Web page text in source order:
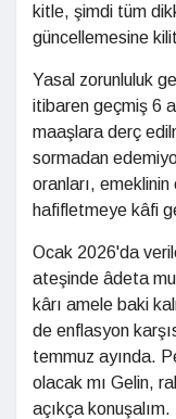
kitle, şimdi tüm
güncellemesine
Yasal zorunluluk
itibaren geçmiş 6
maaşlara derç
sormadan
oranları, emeklinin
hafifletmeye kâfi
Ocak 2026'da
ateşinde âdeta
kârı amele baki
de enflasyon
temmuz ayında.
olacak mı Gelin,
açıkça konuşalım.